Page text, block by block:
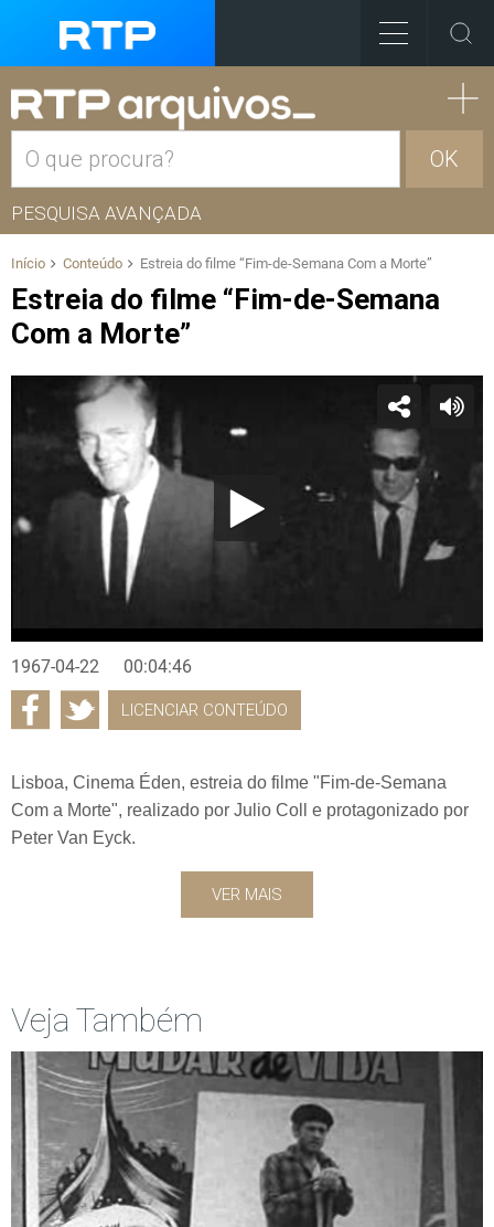
OK
PESQUISA AVANÇADA
Início Conteúdo Estreia do filme “Fim-de-Semana Com a Morte”
Estreia do filme “Fim-de-Semana
Com a Morte”
1967-04-22 00:04:46
LICENCIAR CONTEÚDO
Lisboa, Cinema Éden, estreia do filme "Fim-de-Semana
Com a Morte", realizado por Julio Coll e protagonizado por
Peter Van Eyck.
VER MAIS
Veja Também